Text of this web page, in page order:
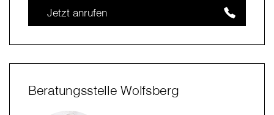
Jetzt anrufen
Beratungsstelle Wolfsberg